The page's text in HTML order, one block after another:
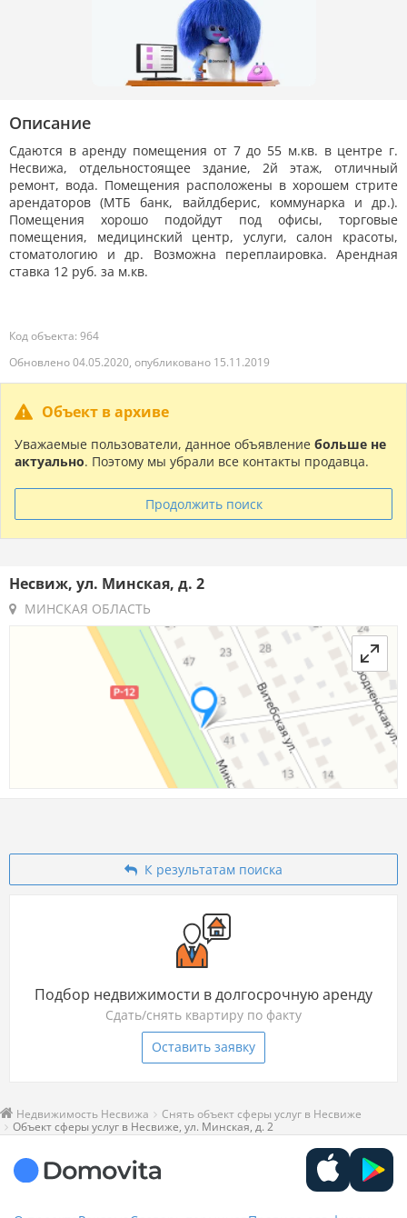
Описание
Сдаются в аренду помещения от 7 до 55 м.кв. в центре г.
Несвижа, отдельностоящее здание, 2й этаж, отличный
ремонт, вода. Помещения расположены в хорошем стрите
арендаторов (МТБ банк, вайлдберис, коммунарка и др.).
Помещения хорошо подойдут под офисы, торговые
помещения, медицинский центр, услуги, салон красоты,
стоматологию и др. Возможна переплаировка. Арендная
ставка 12 руб. за м.кв.
Код объекта: 964
Обновлено 04.05.2020, опубликовано 15.11.2019
Объект в архиве
Уважаемые пользователи, данное объявление больше не
актуально. Поэтому мы убрали все контакты продавца.
Продолжить поиск
Несвиж, ул. Минская, д. 2
МИНСКАЯ ОБЛАСТЬ
К результатам поиска
Подбор недвижимости в долгосрочную аренду
Сдать/снять квартиру по факту
Оставить заявку
Недвижимость Несвижа
Снять объект сферы услуг в Несвиже
Объект сферы услуг в Несвиже, ул. Минская, д. 2